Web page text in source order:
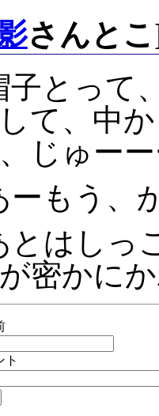
さんと
子とって
て、中
じゅー
ーもう、
とはしっ
密かに
ト